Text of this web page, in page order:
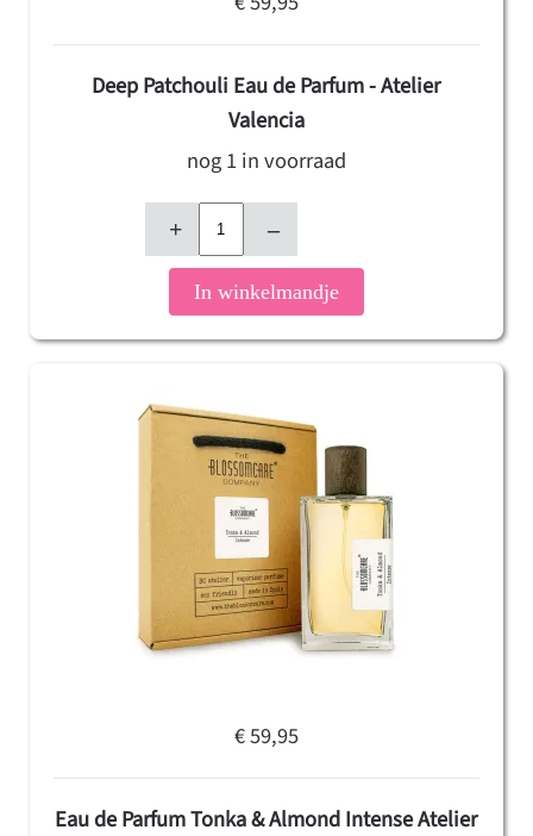
Deep Patchouli Eau de Parfum - Atelier
Valencia
nog 1 in voorraad
+ –
In winkelmandje
€ 59,95
Eau de Parfum Tonka & Almond Intense Atelier